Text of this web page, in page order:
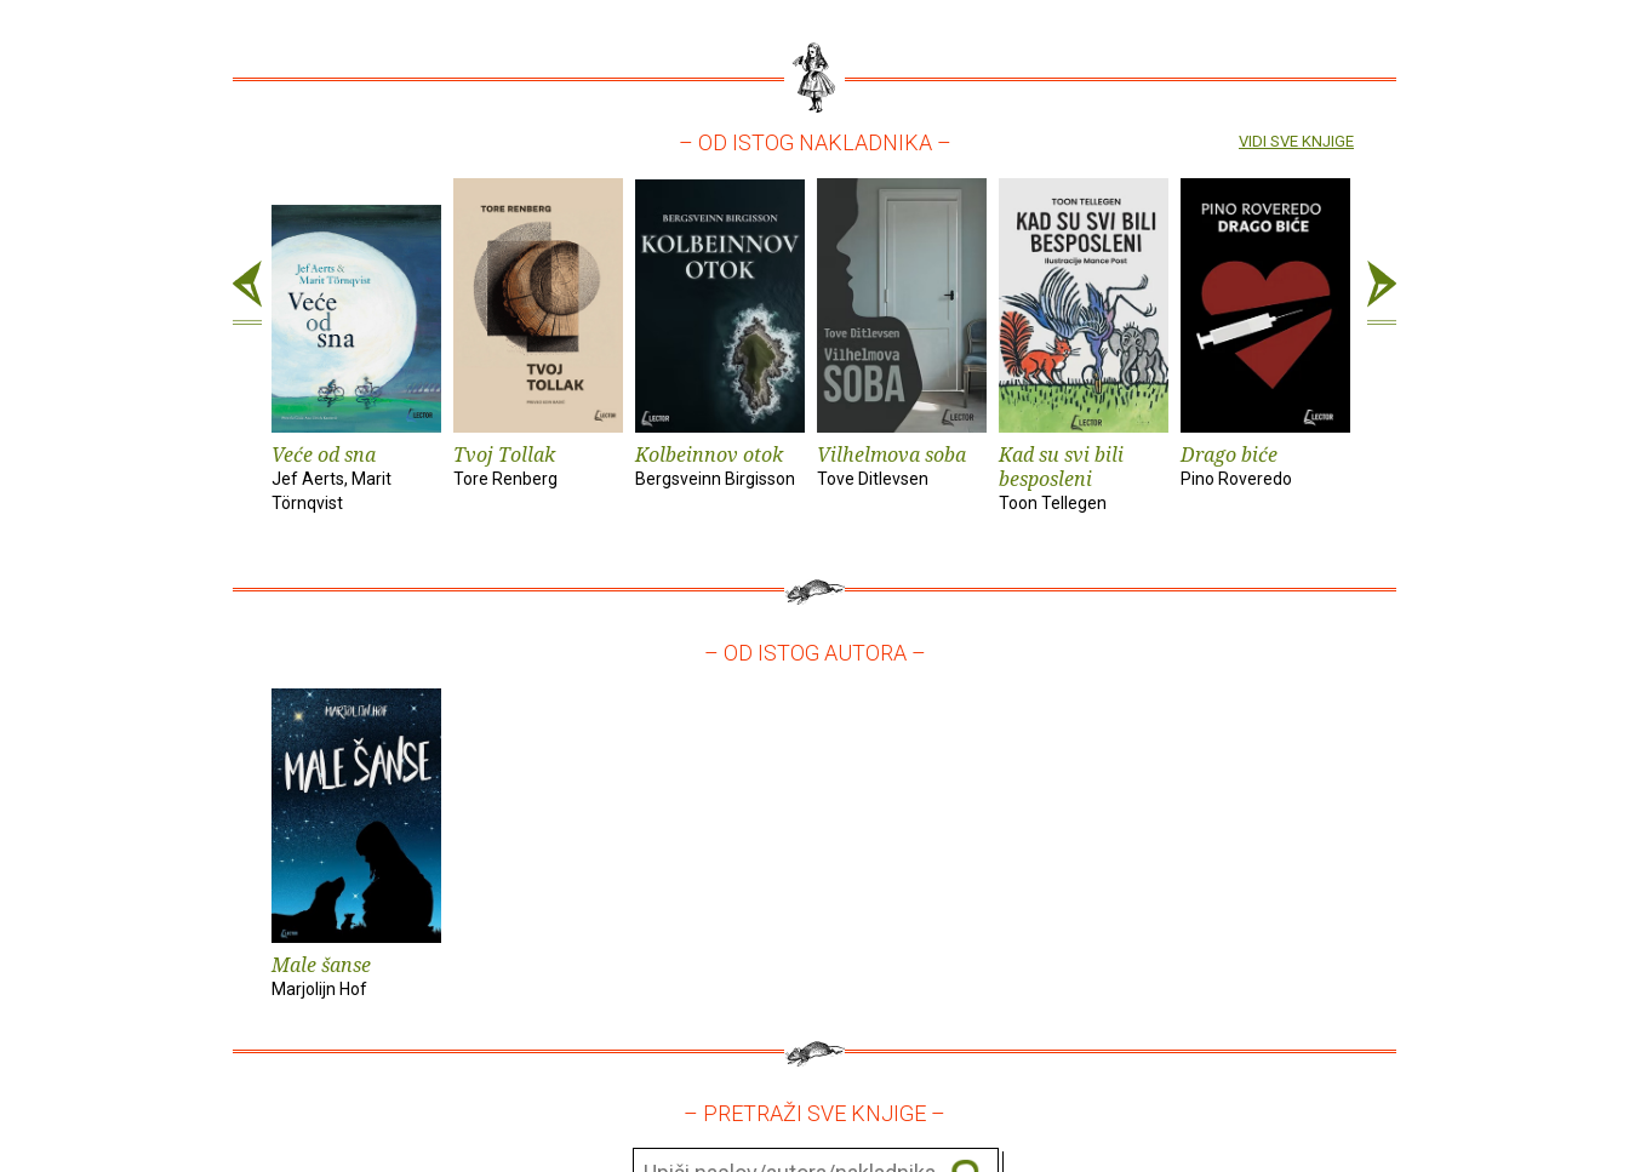
– OD ISTOG NAKLADNIKA –
Veće od sna
Jef Aerts, Marit
Törnqvist
Tvoj Tollak
Tore Renberg
Kolbeinnov otok
Bergsveinn Birgisson
Vilhelmova soba
Tove Ditlevsen
Kad su svi bili
besposleni
Toon Tellegen
Drago biće
Pino Roveredo
VIDI SVE KNJIGE
– OD ISTOG AUTORA –
Male šanse
Marjolijn Hof
– PRETRAŽI SVE KNJIGE –